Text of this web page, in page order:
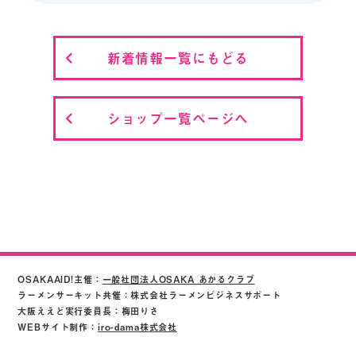
新着情報一覧にもどる
ショップ一覧ページへ
OSAKAAID!主催： 一般社団法人OSAKA あかるクラブ
ラーメンサーキット共催：株式会社ラーメンビジネスサポート
大阪ええど実行委員長：梅田りさ
WEBサイト制作： iro-dama株式会社